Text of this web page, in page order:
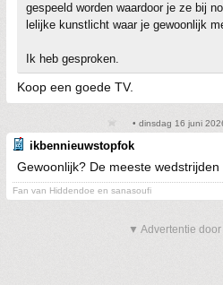
gespeeld worden waardoor je ze bij
lelijke kunstlicht waar je gewoonlijk
Ik heb gesproken.
Koop een goede TV.
• dinsdag 16 juni
ikbennieuwstopfok
Gewoonlijk? De meeste wedstrijden
Fan van Hiddendoe en sanasoufi
▼ Advertentie